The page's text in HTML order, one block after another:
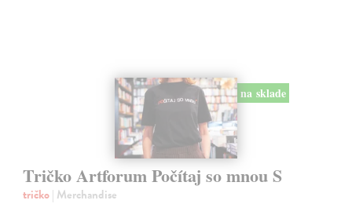
na sklade
Tričko Artforum Počítaj so mnou S
tričko| Merchandise